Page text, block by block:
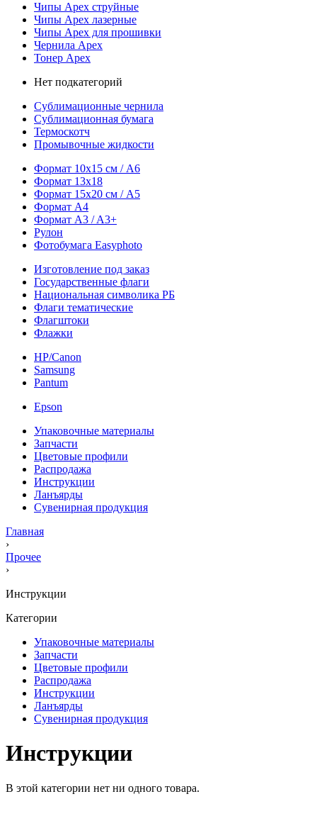
Чипы Apex струйные
Чипы Apex лазерные
Чипы Apex для прошивки
Чернила Apex
Тонер Apex
Нет подкатегорий
Сублимационные чернила
Сублимационная бумага
Термоскотч
Промывочные жидкости
Формат 10х15 см / A6
Формат 13х18
Формат 15х20 см / A5
Формат А4
Формат A3 / A3+
Рулон
Фотобумага Easyphoto
Изготовление под заказ
Государственные флаги
Национальная символика РБ
Флаги тематические
Флагштоки
Флажки
HP/Canon
Samsung
Pantum
Epson
Упаковочные материалы
Запчасти
Цветовые профили
Распродажа
Инструкции
Ланъярды
Сувенирная продукция
Главная
›
Прочее
›
Инструкции
Категории
Упаковочные материалы
Запчасти
Цветовые профили
Распродажа
Инструкции
Ланъярды
Сувенирная продукция
Инструкции
В этой категории нет ни одного товара.